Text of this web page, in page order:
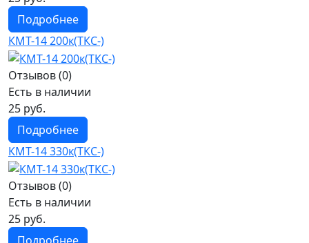
Подробнее
КМТ-14 200к(ТКС-)
Отзывов (0)
Есть в наличии
25 руб.
Подробнее
КМТ-14 330к(ТКС-)
Отзывов (0)
Есть в наличии
25 руб.
Подробнее